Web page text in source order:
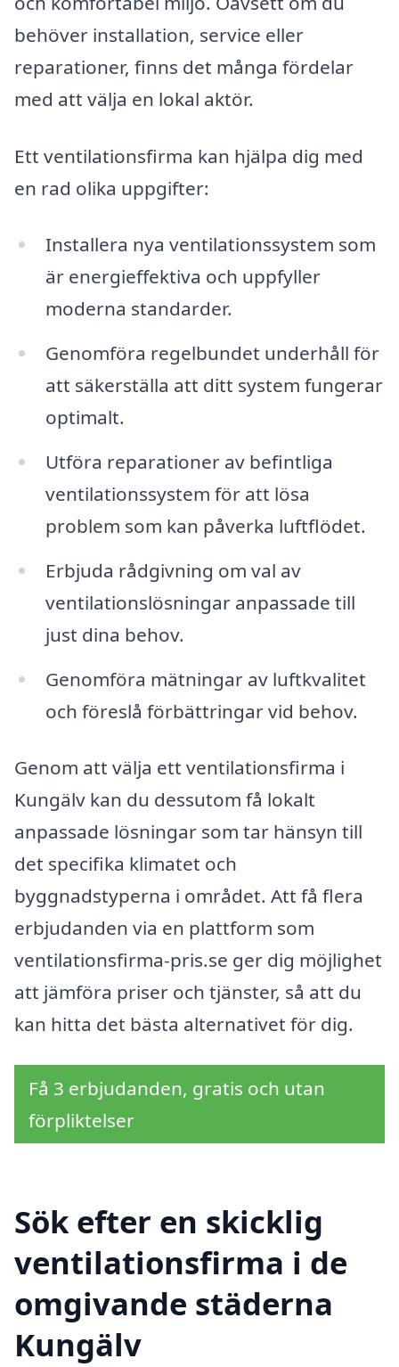
behöver installation, service eller
reparationer, finns det många fördelar
med att välja en lokal aktör.
Ett ventilationsfirma kan hjälpa dig med
en rad olika uppgifter:
Installera nya ventilationssystem som
är energieffektiva och uppfyller
moderna standarder.
Genomföra regelbundet underhåll för
att säkerställa att ditt system fungerar
optimalt.
Utföra reparationer av befintliga
ventilationssystem för att lösa
problem som kan påverka luftflödet.
Erbjuda rådgivning om val av
ventilationslösningar anpassade till
just dina behov.
Genomföra mätningar av luftkvalitet
och föreslå förbättringar vid behov.
Genom att välja ett ventilationsfirma i
Kungälv kan du dessutom få lokalt
anpassade lösningar som tar hänsyn till
det specifika klimatet och
byggnadstyperna i området. Att få flera
erbjudanden via en plattform som
ventilationsfirma-pris.se ger dig möjlighet
att jämföra priser och tjänster, så att du
kan hitta det bästa alternativet för dig.
Få 3 erbjudanden, gratis och utan
förpliktelser
Sök efter en skicklig
ventilationsfirma i de
omgivande städerna
Kungälv